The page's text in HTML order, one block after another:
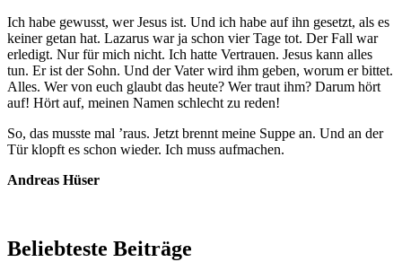
Ich habe gewusst, wer Jesus ist. Und ich habe auf ihn gesetzt, als es
keiner getan hat. Lazarus war ja schon vier Tage tot. Der Fall war
erledigt. Nur für mich nicht. Ich hatte Vertrauen. Jesus kann alles
tun. Er ist der Sohn. Und der Vater wird ihm geben, worum er bittet.
Alles. Wer von euch glaubt das heute? Wer traut ihm? Darum hört
auf! Hört auf, meinen Namen schlecht zu reden!
So, das musste mal ’raus. Jetzt brennt meine Suppe an. Und an der
Tür klopft es schon wieder. Ich muss aufmachen.
Andreas Hüser
Beliebteste Beiträge